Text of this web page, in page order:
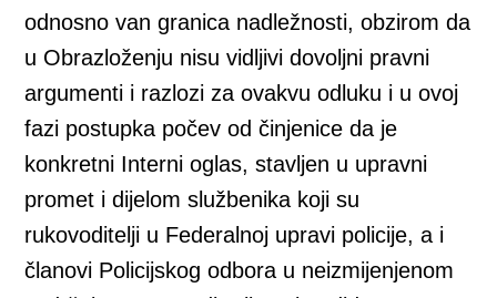
odnosno van granica nadležnosti, obzirom da
u Obrazloženju nisu vidljivi dovoljni pravni
argumenti i razlozi za ovakvu odluku i u ovoj
fazi postupka počev od činjenice da je
konkretni Interni oglas, stavljen u upravni
promet i dijelom službenika koji su
rukovoditelji u Federalnoj upravi policije, a i
članovi Policijskog odbora u neizmijenjenom